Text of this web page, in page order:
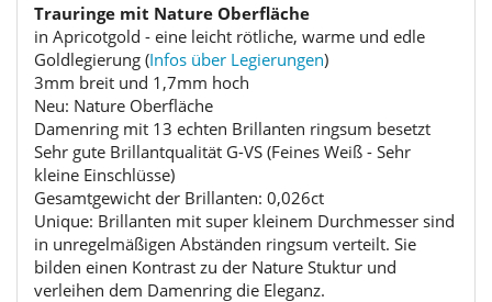
Trauringe mit Nature Oberfläche
in Apricotgold - eine leicht rötliche, warme und edle
Goldlegierung (Infos über Legierungen)
3mm breit und 1,7mm hoch
Neu: Nature Oberfläche
Damenring mit 13 echten Brillanten ringsum besetzt
Sehr gute Brillantqualität G-VS (Feines Weiß - Sehr
kleine Einschlüsse)
Gesamtgewicht der Brillanten: 0,026ct
Unique: Brillanten mit super kleinem Durchmesser sind
in unregelmäßigen Abständen ringsum verteilt. Sie
bilden einen Kontrast zu der Nature Stuktur und
verleihen dem Damenring die Eleganz.